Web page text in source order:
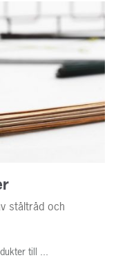
ståltråd och
till ...